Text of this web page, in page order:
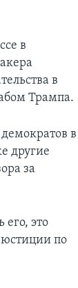
в
в
Трампа.
в
другие
за
его, это
юстиции по